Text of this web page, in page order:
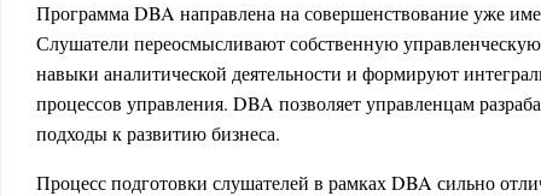
Программа DBA направлена на совершенствование уже
Слушатели переосмысливают собственную
навыки аналитической деятельности и формируют
процессов управления. DBA позволяет управленцам
подходы к развитию бизнеса.
Процесс подготовки слушателей в рамках DBA сильно